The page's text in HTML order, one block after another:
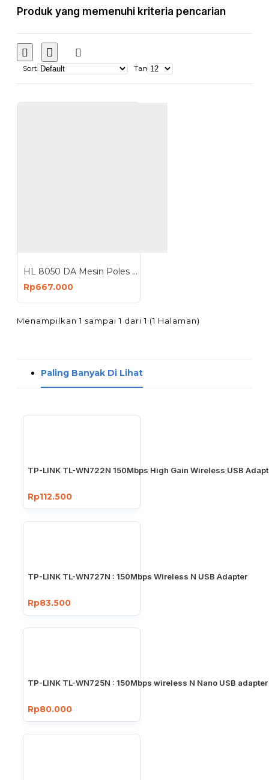
Produk yang memenuhi kriteria pencarian
Sort Tampilkan:
HL 8050 DA Mesin Poles Dual Action 5 Inch Polisher 980 Watt
Rp667.000
Menampilkan 1 sampai 1 dari 1 (1 Halaman)
Paling Banyak Di Lihat
TP-LINK TL-WN722N 150Mbps High Gain Wireless USB
Rp112.500
TP-LINK TL-WN727N : 150Mbps Wireless N USB Adapter
Rp83.500
TP-LINK TL-WN725N : 150Mbps wireless N Nano USB adapter
Rp80.000